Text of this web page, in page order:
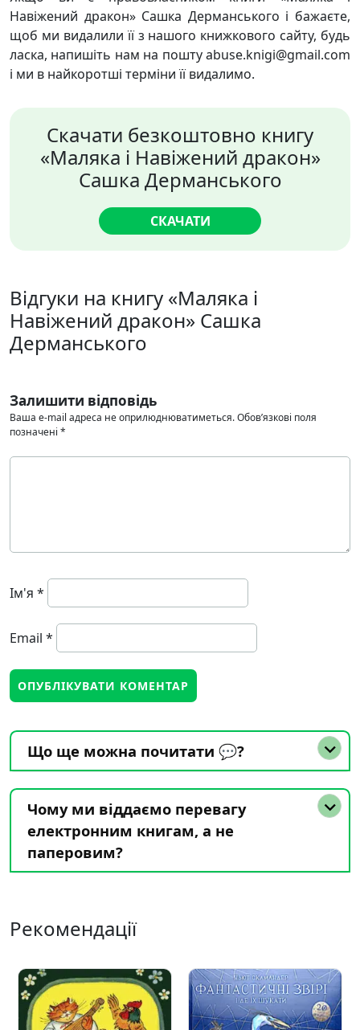
Навіжений дракон» Сашка Дерманського і бажаєте,
щоб ми видалили її з нашого книжкового сайту, будь
ласка, напишіть нам на пошту abuse.knigi@gmail.com
і ми в найкоротші терміни її видалимо.
Скачати безкоштовно книгу
«Маляка і Навіжений дракон»
Сашка Дерманського
СКАЧАТИ
Відгуки на книгу «Маляка і
Навіжений дракон» Сашка
Дерманського
Залишити відповідь
Ваша e-mail адреса не оприлюднюватиметься.Обов’язкові поля
позначені *
Ім'я *
Email *
Що ще можна почитати 💬?
Чому ми віддаємо перевагу
електронним книгам, а не
паперовим?
Рекомендації